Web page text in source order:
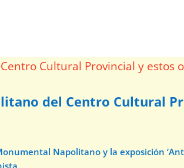
del Centro Cultural
Napolitano y la exposición